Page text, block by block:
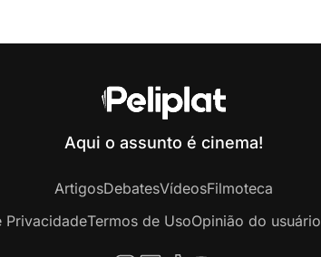
Aqui o assunto é cinema!
ArtigosDebatesVídeosFilmoteca
PrivacidadeTermos de UsoOpinião do usuário